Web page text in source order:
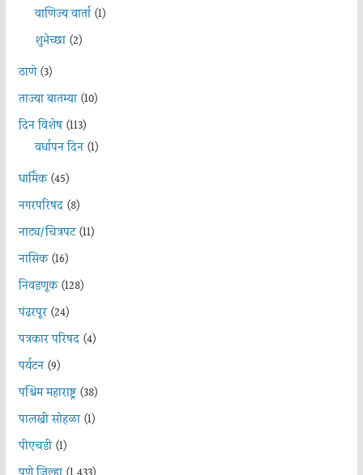
वाणिज्य वार्ता(1)
शुभेच्छा(2)
ठाणे(3)
ताज्या बातम्या(10)
दिन विशेष(113)
वर्धापन दिन(1)
धार्मिक(45)
नगरपरिषद(8)
नाट्य/चित्रपट(11)
नासिक(16)
निवडणूक(128)
पंढरपूर(24)
पत्रकार परिषद(4)
पर्यटन(9)
पश्चिम महाराष्ट्र(38)
पालखी सोहळा(1)
पीएचडी(1)